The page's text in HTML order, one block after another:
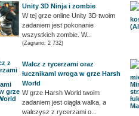
Unity 3D Ninja i zombie
W tej grze online Unity 3D twoim
zadaniem jest pokonanie
wszystkich zombie. W...
(Zagrano: 2 732)
Walcz z rycerzami oraz
łucznikami wroga w grze Harsh
World
W grze Harsh World twoim
zadaniem jest ciągła walka, a
walczysz z rycerzami o...